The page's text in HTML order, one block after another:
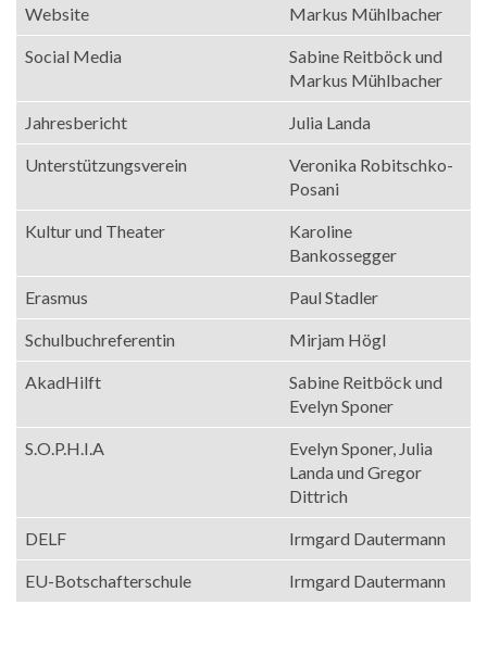
Website Markus Mühlbacher
Social Media
Sabine Reitböck und
Markus Mühlbacher
Jahresbericht Julia Landa
Unterstützungsverein
Veronika Robitschko-
Posani
Kultur und Theater
Karoline
Bankossegger
Erasmus Paul Stadler
Schulbuchreferentin Mirjam Högl
AkadHilft
Sabine Reitböck und
Evelyn Sponer
S.O.P.H.I.A
Evelyn Sponer, Julia
Landa und Gregor
Dittrich
DELF Irmgard Dautermann
EU-Botschafterschule Irmgard Dautermann